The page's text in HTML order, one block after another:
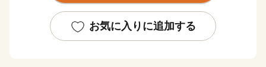
市内の見どころとしては、樹齢1,500年以上とされる
国指定特別天然記念物「東根の大ケヤキ」や、季節ごと
お気に入りに追加する